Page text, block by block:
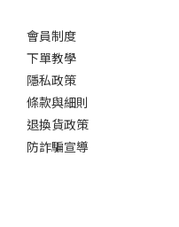
會員制度
下單教學
隱私政策
條款與細則
退換貨政策
防詐騙宣導